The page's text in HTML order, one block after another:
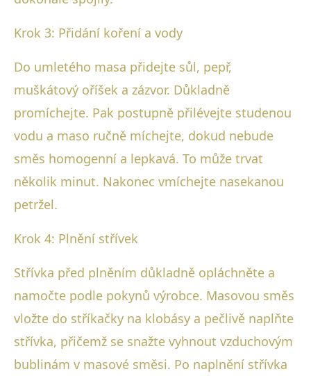
Krok 3: Přidání koření a vody
Do umletého masa přidejte sůl, pepř,
muškátový oříšek a zázvor. Důkladně
promíchejte. Pak postupně přilévejte studenou
vodu a maso ručně míchejte, dokud nebude
směs homogenní a lepkavá. To může trvat
několik minut. Nakonec vmíchejte nasekanou
petržel.
Krok 4: Plnění střívek
Střívka před plněním důkladně opláchněte a
namočte podle pokynů výrobce. Masovou směs
vložte do stříkačky na klobásy a pečlivě naplňte
střívka, přičemž se snažte vyhnout vzduchovým
bublinám v masové směsi. Po naplnění střívka